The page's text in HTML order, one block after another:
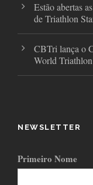
Estão abertas
de Triathlon
CBTri lança o
World
NEWSLETTER
Primeiro Nome